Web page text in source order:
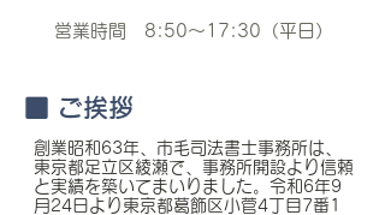
営業時間 8:50～17:30（平日）
■ ご挨拶
創業昭和63年、市毛司法書士事務所は、
東京都足立区綾瀬で、事務所開設より信頼
と実績を築いてまいりました。令和6年9
月24日より東京都葛飾区小菅4丁目7番1